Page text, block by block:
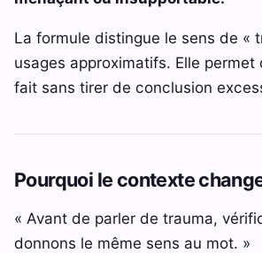
La formule distingue le sens de «
usages approximatifs. Elle permet
fait sans tirer de conclusion
Pourquoi le contexte
« Avant de parler de trauma,
donnons le même sens au mot. »